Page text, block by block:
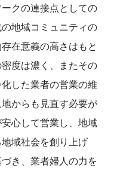
クの連接点としての
地域コミュニティの
在意義の高さはもと
度は濃く、またその
した業者の営業の維
からも見直す必要が
心して営業し、地域
域社会を創り上げ
き、業者婦人の力を